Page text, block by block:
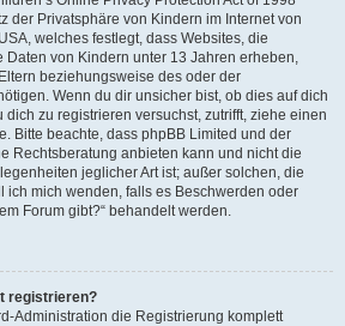
der Privatsphäre von Kindern im Internet von
welches festlegt, dass Websites, die
von Kindern unter 13 Jahren erheben,
beziehungsweise des oder der
Wenn du dir unsicher bist, ob dies auf dich
dich zu registrieren versuchst, zutrifft, ziehe einen
Bitte beachte, dass phpBB Limited und der
Rechtsberatung anbieten kann und nicht die
jeglicher Art ist; außer solchen, die
ich mich wenden, falls es Beschwerden oder
Forum gibt?“ behandelt werden.
registrieren?
Administration die Registrierung komplett